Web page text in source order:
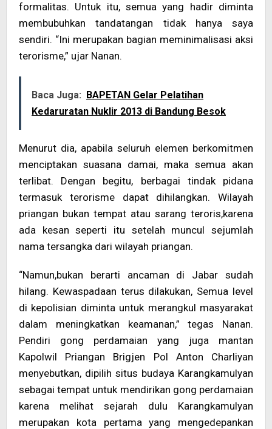
formalitas. Untuk itu, semua yang hadir diminta
membubuhkan tandatangan tidak hanya saya
sendiri. “Ini merupakan bagian meminimalisasi aksi
terorisme,” ujar Nanan.
Baca Juga: BAPETAN Gelar Pelatihan
Kedaruratan Nuklir 2013 di Bandung Besok
Menurut dia, apabila seluruh elemen berkomitmen
menciptakan suasana damai, maka semua akan
terlibat. Dengan begitu, berbagai tindak pidana
termasuk terorisme dapat dihilangkan. Wilayah
priangan bukan tempat atau sarang teroris,karena
ada kesan seperti itu setelah muncul sejumlah
nama tersangka dari wilayah priangan.
“Namun,bukan berarti ancaman di Jabar sudah
hilang. Kewaspadaan terus dilakukan, Semua level
di kepolisian diminta untuk merangkul masyarakat
dalam meningkatkan keamanan,” tegas Nanan.
Pendiri gong perdamaian yang juga mantan
Kapolwil Priangan Brigjen Pol Anton Charliyan
menyebutkan, dipilih situs budaya Karangkamulyan
sebagai tempat untuk mendirikan gong perdamaian
karena melihat sejarah dulu Karangkamulyan
merupakan kota pertama yang mengedepankan